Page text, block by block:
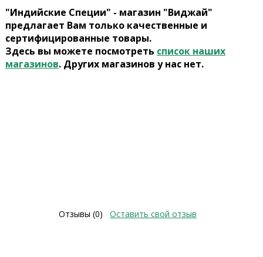
"Индийские Специи" - магазин "Виджай"
предлагает Вам только качественные и
сертифицированные товары.
Здесь вы можете посмотреть список наших
магазинов. Других магазинов у нас нет.
Отзывы (0) Оставить свой отзыв